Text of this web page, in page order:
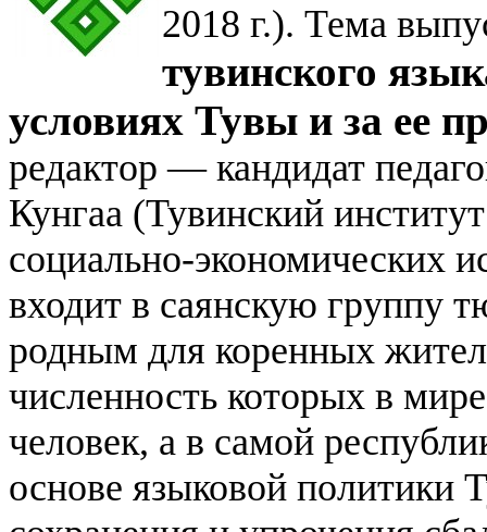
2018 г.). Тема
тувинского
условиях Тувы и за ее
редактор — кандидат
Кунгаа (Тувинский
социально-экономических
входит в саянскую группу
родным для коренных
численность которых в
человек, а в самой
основе языковой политики